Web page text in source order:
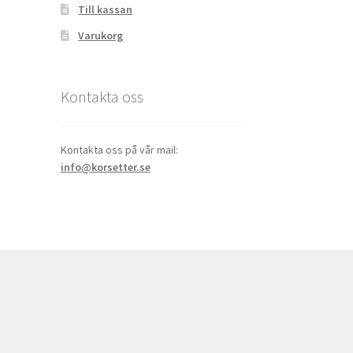
Till kassan
Varukorg
Kontakta oss
Kontakta oss på vår mail:
info@korsetter.se